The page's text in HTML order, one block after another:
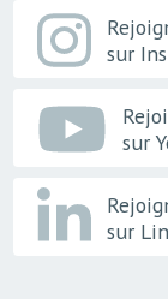
sur
sur
sur